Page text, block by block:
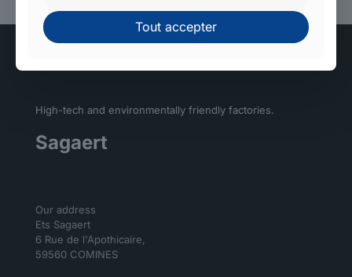
High-tech and environmentally friendly factories.
Sagaert
Our address
Ets Sagaert
6 Rue de l'Apothicaire,
59560 COMINES
Tout accepter